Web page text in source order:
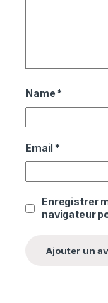
Name *
Email *
Enregistrer
navigateur